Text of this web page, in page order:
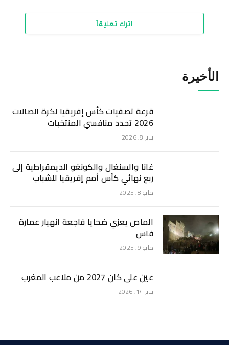
اترك تعليقاً
الأخيرة
قرعة تصفيات كأس إفريقيا لكرة الصالات
2026 تحدد منافسي المنتخبات
يناير 8, 2026
غانا والسنغال والكونغو الديمقراطية إلى
ربع نهائي كأس أمم إفريقيا للشباب
مايو 8, 2025
الماص يعزي ضحايا فاجعة انهيار عمارة
فاس
مايو 9, 2025
عين على كان 2027 من ملاعب المغرب
يناير 14, 2026